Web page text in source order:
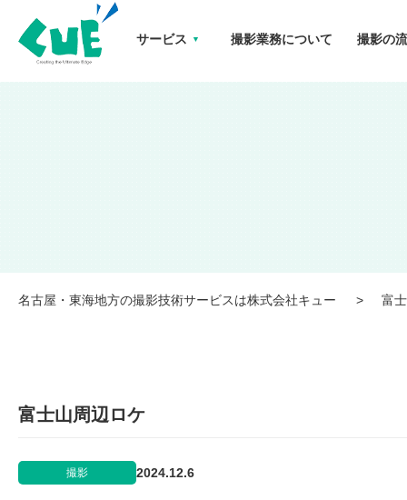
富士山周辺ロケ 名古屋・東海地方の撮影技術サービスは株式会社キュー
サービス 撮影業務について 撮影の
名古屋・東海地方の撮影技術サービスは株式会社キュー 富
富士山周辺ロケ
撮影 2024.12.6